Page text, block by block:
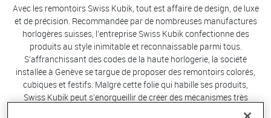
Avec les remontoirs Swiss Kubik, tout est affaire de design, de luxe
et de précision. Recommandée par de nombreuses manufactures
horlogères suisses, l’entreprise Swiss Kubik confectionne des
produits au style inimitable et reconnaissable parmi tous.
S’affranchissant des codes de la haute horlogerie, la société
installée à Genève se targue de proposer des remontoirs colorés,
cubiques et festifs. Malgré cette folie qui habille ses produits,
Swiss Kubik peut s’enorgueillir de créer des mécanismes très
précis, capables d’armer le ressort de vos plus belles montres.